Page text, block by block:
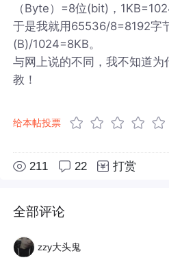
（Byte）=8位(bit)，
于是我就用65536/8=8192字
(B)/1024=8KB。
与网上说的不同，我不知道
教！
给本帖投票
211 22 打赏
全部评论
zzy大头鬼